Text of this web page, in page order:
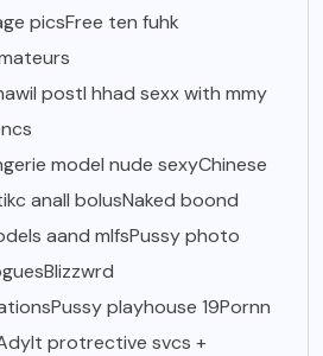
picsFree ten fuhk
postI hhad sexx with mmy
model nude sexyChinese
anall bolusNaked boond
aand mlfsPussy photo
playhouse 19Pornn
protrective svcs +